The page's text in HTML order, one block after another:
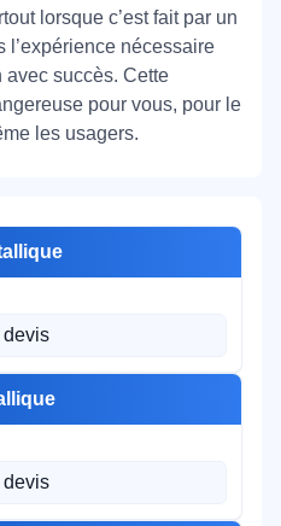
lorsque c’est fait par un
l’expérience nécessaire
avec succès. Cette
pour vous, pour le
les usagers.
devis
devis